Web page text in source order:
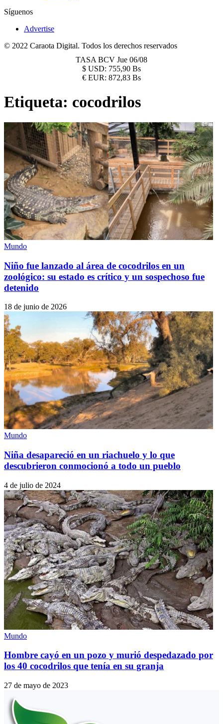
Síguenos
Advertise
© 2022 Caraota Digital. Todos los derechos reservados
TASA BCV Jue 06/08
$ USD: 755,90 Bs
€ EUR: 872,83 Bs
Etiqueta: cocodrilos
Mundo
Niño fue lanzado al área de cocodrilos en un
zoológico: su estado es crítico y un sospechoso fue
detenido
18 de junio de 2026
Mundo
Niña desapareció en un riachuelo y lo que
descubrieron conmocionó a todo un pueblo
4 de julio de 2024
Mundo
Hombre cayó en un pozo y murió despedazado por
los 40 cocodrilos que tenía en su granja
27 de mayo de 2023